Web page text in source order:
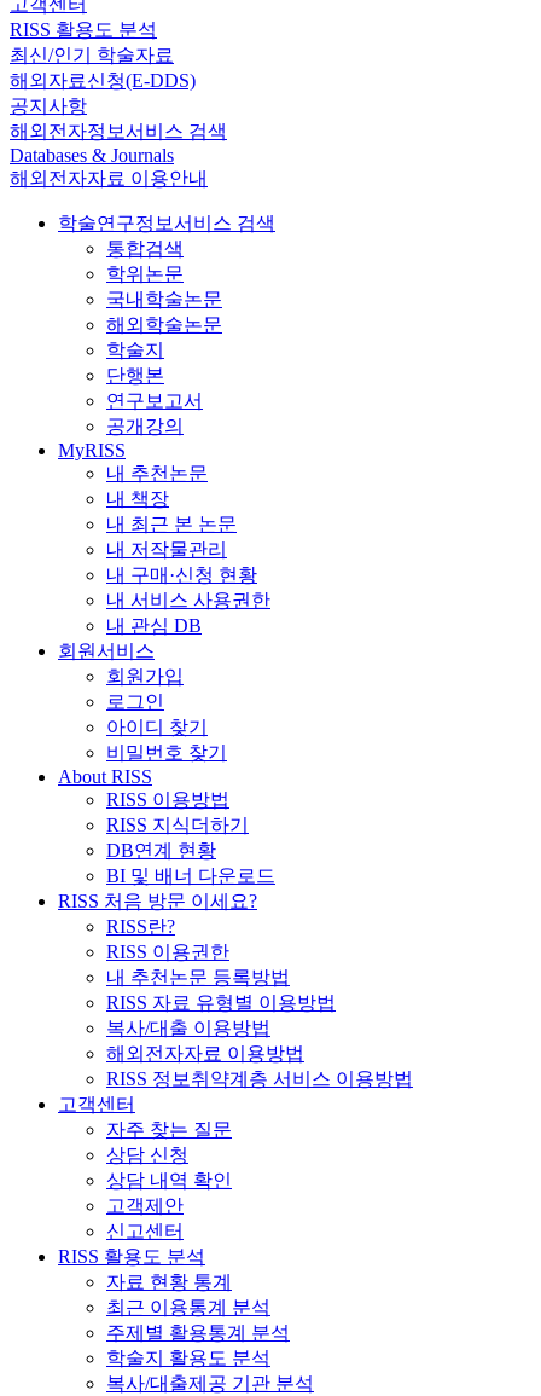
고객센터
RISS 활용도 분석
최신/인기 학술자료
해외자료신청(E-DDS)
공지사항
해외전자정보서비스 검색
Databases & Journals
해외전자자료 이용안내
학술연구정보서비스 검색
통합검색
학위논문
국내학술논문
해외학술논문
학술지
단행본
연구보고서
공개강의
MyRISS
내 추천논문
내 책장
내 최근 본 논문
내 저작물관리
내 구매·신청 현황
내 서비스 사용권한
내 관심 DB
회원서비스
회원가입
로그인
아이디 찾기
비밀번호 찾기
About RISS
RISS 이용방법
RISS 지식더하기
DB연계 현황
BI 및 배너 다운로드
RISS 처음 방문 이세요?
RISS란?
RISS 이용권한
내 추천논문 등록방법
RISS 자료 유형별 이용방법
복사/대출 이용방법
해외전자자료 이용방법
RISS 정보취약계층 서비스 이용방법
고객센터
자주 찾는 질문
상담 신청
상담 내역 확인
고객제안
신고센터
RISS 활용도 분석
자료 현황 통계
최근 이용통계 분석
주제별 활용통계 분석
학술지 활용도 분석
복사/대출제공 기관 분석